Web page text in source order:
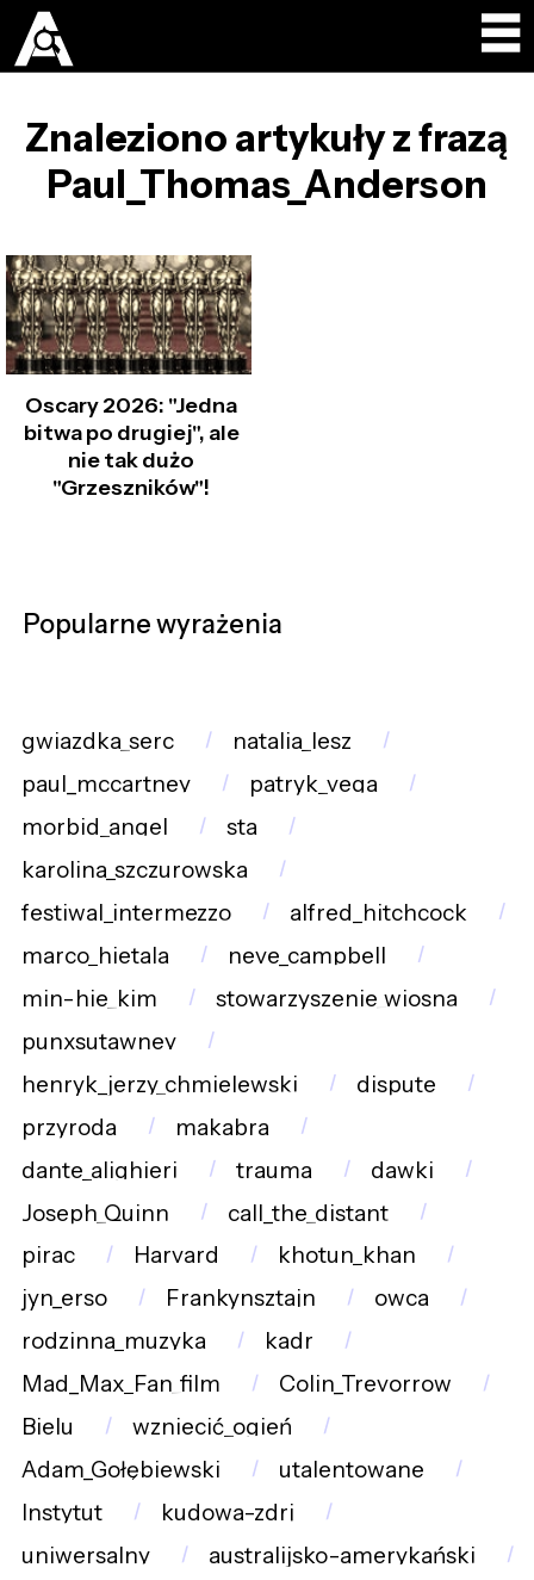
Znaleziono artykuły z frazą
Paul_Thomas_Anderson
Oscary 2026: "Jedna
bitwa po drugiej", ale
nie tak dużo
"Grzeszników"!
Popularne wyrażenia
gwiazdka_serc
natalia_lesz
paul_mccartney
patryk_vega
morbid_angel
sta
karolina_szczurowska
festiwal_intermezzo
alfred_hitchcock
marco_hietala
neve_campbell
min-hie_kim
stowarzyszenie_wiosna
punxsutawney
henryk_jerzy_chmielewski
dispute
przyroda
makabra
dante_alighieri
trauma
dawki
Joseph_Quinn
call_the_distant
pirac
Harvard
khotun_khan
jyn_erso
Frankynsztajn
owca
rodzinna_muzyka
kadr
Mad_Max_Fan_film
Colin_Trevorrow
Bielu
wzniecić_ogień
Adam_Gołębiewski
utalentowane
Instytut
kudowa-zdrj
uniwersalny
australijsko-amerykański